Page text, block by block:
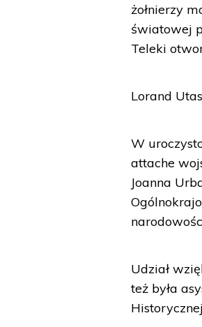
żołnierzy
światowej
Teleki
Lorand
W
attache
Joanna
Udział
też była